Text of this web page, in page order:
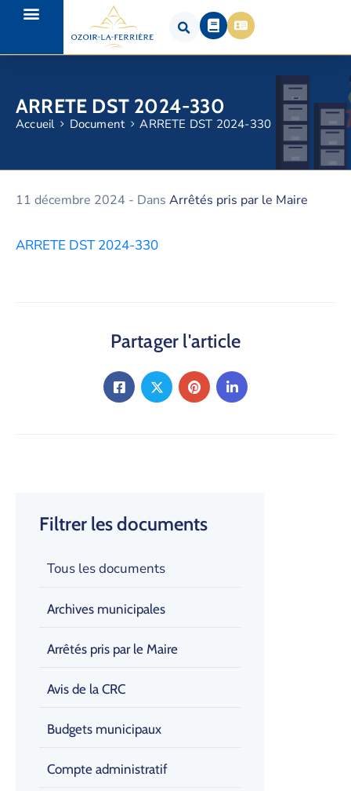
ARRETE DST 2024-330
Accueil Document ARRETE DST 2024-330
Filtrer les documents
Tous les documents
Archives municipales
Arrêtés pris par le Maire
Avis de la CRC
Budgets municipaux
Compte administratif
11 décembre 2024 - Dans Arrêtés pris par le Maire
ARRETE DST 2024-330
Partager l'article